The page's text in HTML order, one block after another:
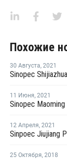
Похожие
30 Августа, 2021
11 Июня, 2021
12 Апреля, 2021
25 Октября, 2018